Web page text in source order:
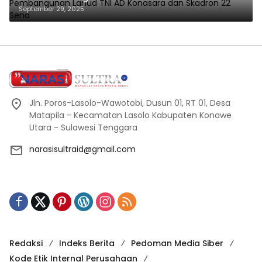
Skadron 22 Sena
September 29, 2025
Jln. Poros-Lasolo-Wawotobi, Dusun 01, RT 01, Desa
Matapila - Kecamatan Lasolo Kabupaten Konawe
Utara - Sulawesi Tenggara
narasisultraid@gmail.com
Redaksi Indeks Berita
Pedoman Media Siber
Kode Etik Internal Perusahaan